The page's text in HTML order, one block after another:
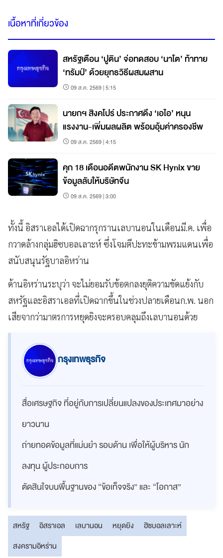
เนื้อหาที่เกี่ยวข้อง
สหรัฐเตือน ‘ปูติน’ จ่อทดสอบ ‘นาโต’ ท้าทาย
‘ทรัมป์’ ด้วยยุทธวิธีผสมผสาน
09 ส.ค. 2569 | 5:15
นายกฯ สิงคโปร์ ประกาศดึง ‘เอไอ’ หนุน
แรงงาน-เพิ่มผลผลิต พร้อมอุ้มค่าครองชีพ
09 ส.ค. 2569 | 4:15
คุก 18 เดือนอดีตพนักงาน SK Hynix ขาย
ข้อมูลลับให้บริษัทจีน
09 ส.ค. 2569 | 3:00
ทั้งนี้ อิสราเอลได้เปิดฉากรุกรานเลบานอนในเดือนมี.ค. เพื่อ
กวาดล้างกลุ่มฮิซบอลเลาะห์ ซึ่งโจมตีปะทะข้ามพรมแดนเพื่อ
สนับสนุนรัฐบาลอิหร่าน
ด้านอิหร่านระบุว่า จะไม่ยอมรับข้อตกลงยุติความขัดแย้งกับ
สหรัฐและอิสราเอลที่เปิดฉากขึ้นในช่วงปลายเดือนก.พ. นอก
เสียจากว่ามาตรการหยุดยิงจะครอบคลุมถึงเลบานอนด้วย
กรุงเทพธุรกิจ
สื่อเศรษฐกิจ ที่อยู่กับการเปลี่ยนแปลงของประเทศมาอย่าง
ยาวนาน
ถ่ายทอดข้อมูลที่แม่นยำ รอบด้าน เพื่อให้ผู้บริหาร นัก
ลงทุน ผู้ประกอบการ
ตัดสินใจบนพื้นฐานของ “ข้อเท็จจริง” และ “โอกาส”
สหรัฐ อิสราเอล เลบานอน หยุดยิง
ฮิซบอลเลาะห์
สงครามอิหร่าน